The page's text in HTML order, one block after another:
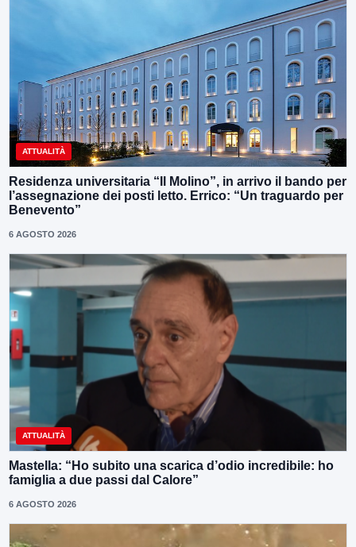
ATTUALITÀ
Residenza universitaria “Il Molino”, in arrivo il bando per
l’assegnazione dei posti letto. Errico: “Un traguardo per
Benevento”
6 AGOSTO 2026
ATTUALITÀ
Mastella: “Ho subito una scarica d’odio incredibile: ho
famiglia a due passi dal Calore”
6 AGOSTO 2026